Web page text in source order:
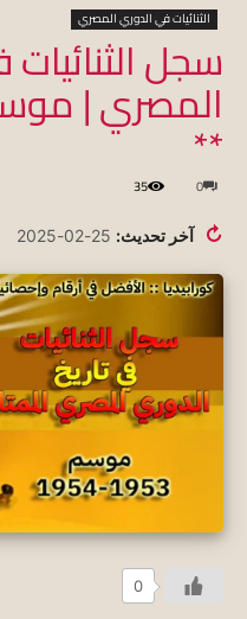
الثنائيات في الدوري المصري
سجل
**
0
35
↻ آخر تحديث: 25-02-2025
0